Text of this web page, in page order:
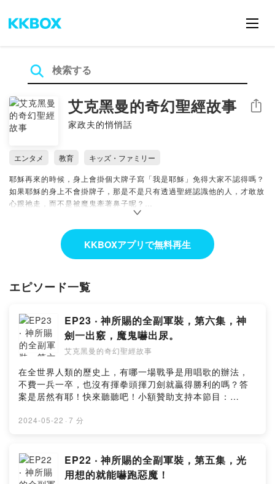
艾克黑曼的奇幻聖經故事
家政夫的悄悄話
シェア
エンタメ 教育
キッズ・ファミリー
耶穌再來的時候，身上會掛個大牌子寫「我是耶穌」免得大家不認得嗎？
如果耶穌的身上不會掛牌子，那是不是只有透過聖經認識他的人，才敢放
心跟祂走，而不是被魔鬼牽著鼻子呢？
故事人人會說，但要緊的是讓孩子們聽見值得一生一世的寶貝！
Facebook粉專｜IG 請搜尋：艾克黑曼
各類合作請洽： Beer.young2009@gmail.com
KKBOXアプリで無料再生
エピソード一覧
EP23 ‧ 神所賜的全副軍裝，第六集，神
劍一出竅，魔鬼嚇出尿。
艾克黑曼的奇幻聖經故事
在全世界人類的歷史上，有哪一場戰爭是用唱歌的辦法，
不費一兵一卒，也沒有揮拳頭揮刀劍就贏得勝利的嗎？答
案是居然有耶！快來聽聽吧！小額贊助支持本節目：
w9hi6留言告訴我你對這一集的想法：
2024-05-22 · 7 分
EP22 ‧ 神所賜的全副軍裝，第五集，光
用想的就能嚇跑惡魔！